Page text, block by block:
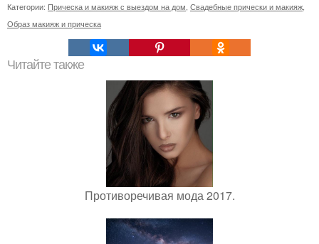
Категории: Прическа и макияж с выездом на дом Свадебные прически и макияж
Образ макияж и прическа
Читайте также
Противоречивая мода 2017.